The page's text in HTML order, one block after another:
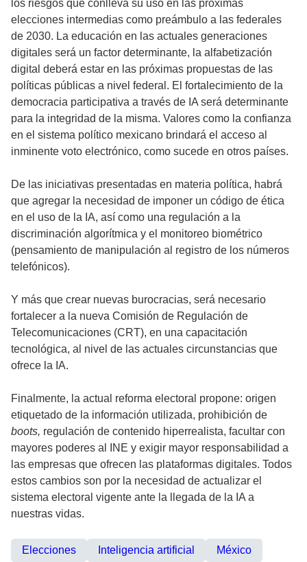
los riesgos que conlleva su uso en las próximas
elecciones intermedias como preámbulo a las federales
de 2030. La educación en las actuales generaciones
digitales será un factor determinante, la alfabetización
digital deberá estar en las próximas propuestas de las
políticas públicas a nivel federal. El fortalecimiento de la
democracia participativa a través de IA será determinante
para la integridad de la misma. Valores como la confianza
en el sistema político mexicano brindará el acceso al
inminente voto electrónico, como sucede en otros países.
De las iniciativas presentadas en materia política, habrá
que agregar la necesidad de imponer un código de ética
en el uso de la IA, así como una regulación a la
discriminación algorítmica y el monitoreo biométrico
(pensamiento de manipulación al registro de los números
telefónicos).
Y más que crear nuevas burocracias, será necesario
fortalecer a la nueva Comisión de Regulación de
Telecomunicaciones (CRT), en una capacitación
tecnológica, al nivel de las actuales circunstancias que
ofrece la IA.
Finalmente, la actual reforma electoral propone: origen
etiquetado de la información utilizada, prohibición de
boots, regulación de contenido hiperrealista, facultar con
mayores poderes al INE y exigir mayor responsabilidad a
las empresas que ofrecen las plataformas digitales. Todos
estos cambios son por la necesidad de actualizar el
sistema electoral vigente ante la llegada de la IA a
nuestras vidas.
Elecciones Inteligencia artificial México